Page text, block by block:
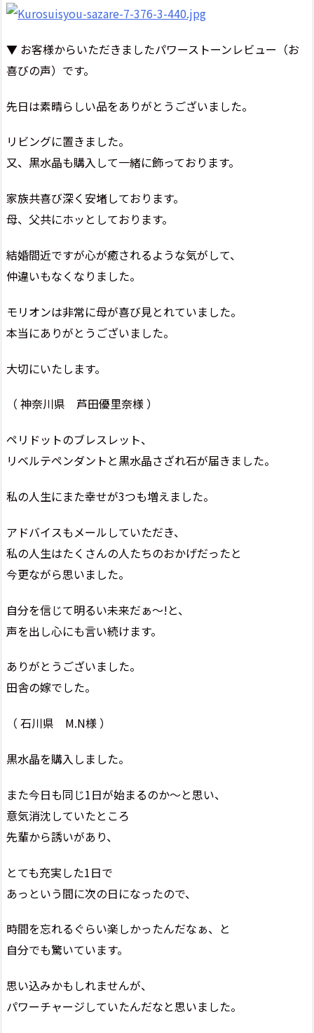
▼ お客様からいただきましたパワーストーンレビュー（お
喜びの声）です。
先日は素晴らしい品をありがとうございました。
リビングに置きました。
又、黒水晶も購入して一緒に飾っております。
家族共喜び深く安堵しております。
母、父共にホッとしております。
結婚間近ですが心が癒されるような気がして、
仲違いもなくなりました。
モリオンは非常に母が喜び見とれていました。
本当にありがとうございました。
大切にいたします。
（ 神奈川県 芦田優里奈様 ）
ペリドットのブレスレット、
リベルテペンダントと黒水晶さざれ石が届きました。
私の人生にまた幸せが3つも増えました。
アドバイスもメールしていただき、
私の人生はたくさんの人たちのおかげだったと
今更ながら思いました。
自分を信じて明るい未来だぁ～!と、
声を出し心にも言い続けます。
ありがとうございました。
田舎の嫁でした。
（ 石川県 M.N様 ）
黒水晶を購入しました。
また今日も同じ1日が始まるのか～と思い、
意気消沈していたところ
先輩から誘いがあり、
とても充実した1日で
あっという間に次の日になったので、
時間を忘れるぐらい楽しかったんだなぁ、と
自分でも驚いています。
思い込みかもしれませんが、
パワーチャージしていたんだなと思いました。